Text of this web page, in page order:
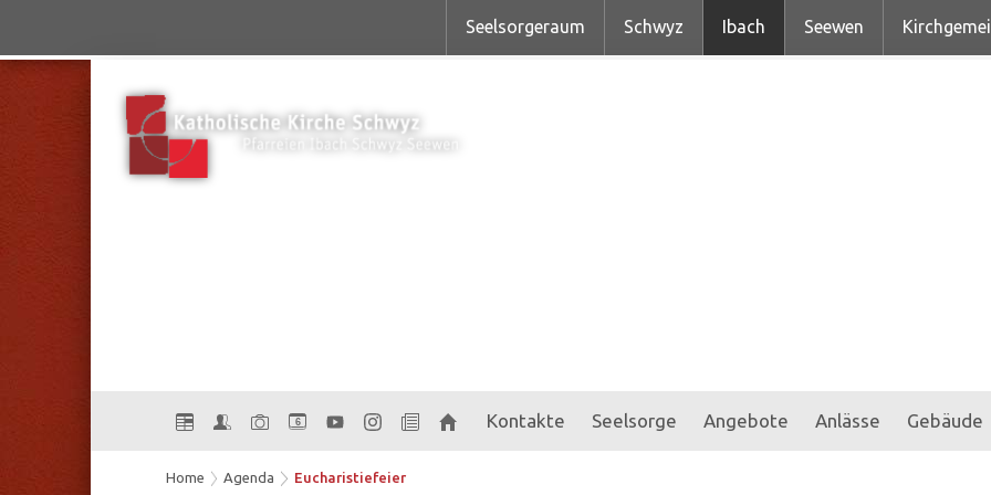
Seelsorgeraum Schwyz Ibach Seewen
6 Kontakte Seelsorge Angebote Anlässe Gebäude
Home Agenda Eucharistiefeier